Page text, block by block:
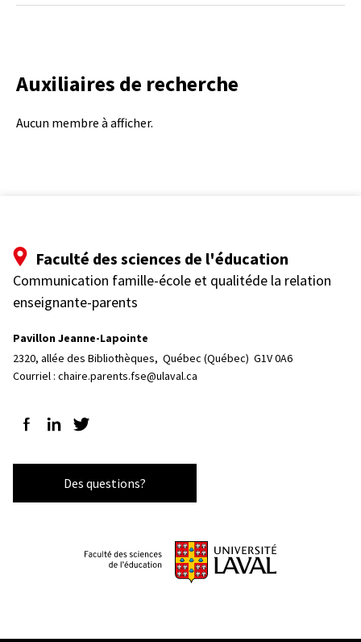
Auxiliaires de recherche
Aucun membre à afficher.
Faculté des sciences de l'éducation
Communication famille-école et qualitéde la relation
enseignante-parents
Pavillon Jeanne-Lapointe
2320, allée des Bibliothèques, Québec (Québec)  G1V 0A6
Courriel : chaire.parents.fse@ulaval.ca
Suivez-nous sur Facebook
Suivez-nous sur LinkedIn
Suivez-nous sur Twitter
Des questions?